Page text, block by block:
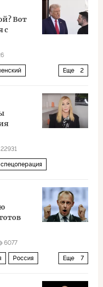
Вот
с
Еще 2
22931
спецоперация
6077
Еще 7
Россия